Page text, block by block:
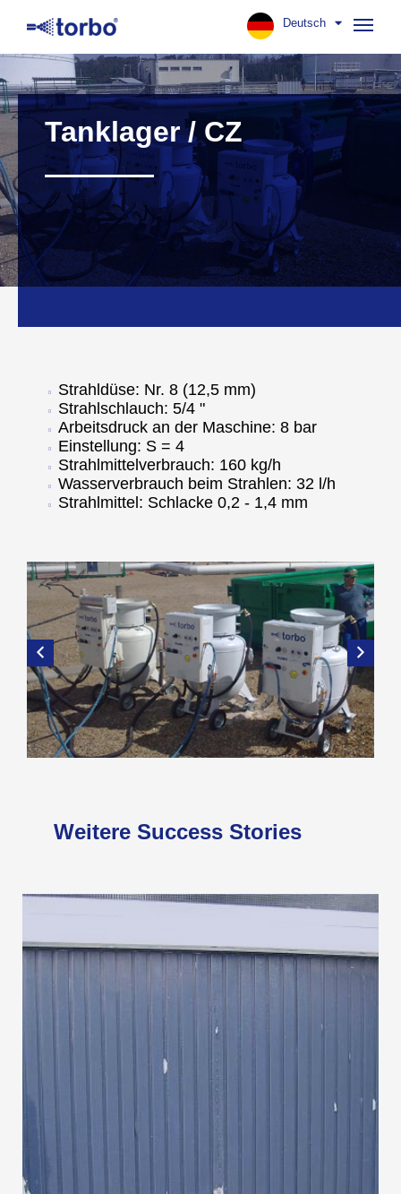
Deutsch
Tanklager / CZ
Strahldüse: Nr. 8 (12,5 mm)
Strahlschlauch: 5/4 "
Arbeitsdruck an der Maschine: 8 bar
Einstellung: S = 4
Strahlmittelverbrauch: 160 kg/h
Wasserverbrauch beim Strahlen: 32 l/h
Strahlmittel: Schlacke 0,2 - 1,4 mm
Weitere Success Stories